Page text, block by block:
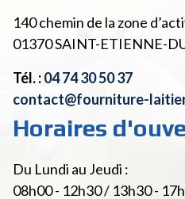
140 chemin de la zone
01370SAINT-ETIENNE-
Tél. :04 74 30 50 37
contact@fourniture-
Horaires
Du Lundi au Jeudi :
08h00 - 12h30 / 13h30 -